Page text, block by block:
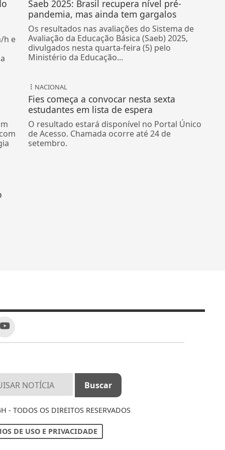
h e
Saeb 2025: Brasil recupera nível pré-
pandemia, mas ainda tem gargalos
Os resultados nas avaliações do Sistema de
Avaliação da Educação Básica (Saeb) 2025,
divulgados nesta quarta-feira (5) pelo
Ministério da Educação...
NACIONAL
Fies começa a convocar nesta sexta
estudantes em lista de espera
O resultado estará disponível no Portal Único
de Acesso. Chamada ocorre até 24 de
setembro.
- TODOS OS DIREITOS RESERVADOS
DE USO E PRIVACIDADE